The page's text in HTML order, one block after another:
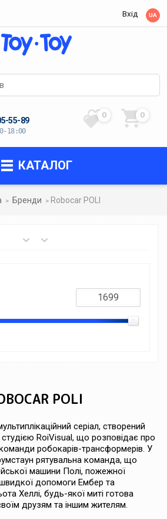
Вхід UA
55-89
18:00
0 0
КАТАЛОГ
Бренди Robocar POLI
POLI
серіал, створений
RoiVisual, що розповідає про
робокарів-трансформерів. У
рятувальна команда, що
машини Полі, пожежної
допомоги Ембер та
Хеллі, будь-якої миті готова
друзям та іншим жителям.